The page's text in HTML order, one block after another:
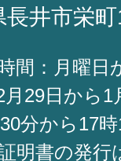
長井市栄
間：月曜日
月29日から1
分から17
明書の発行